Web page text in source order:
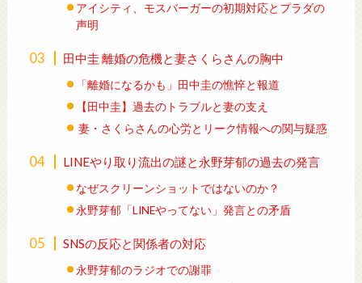
アイシティ、モスバーガーの初期対応とプラダの
声明
田中圭 離婚の危機と妻さくらさんの胸中
「離婚になるかも」田中圭の憔悴と報道
【田中圭】過去のトラブルと妻の支え
妻・さくらさんの心労とリーク情報への関与疑惑
LINEやり取り流出の謎と永野芽郁の過去の発言
なぜスクリーンショットではないのか？
永野芽郁「LINEやってない」発言との矛盾
SNSの反応と関係者の対応
永野芽郁のラジオでの謝罪